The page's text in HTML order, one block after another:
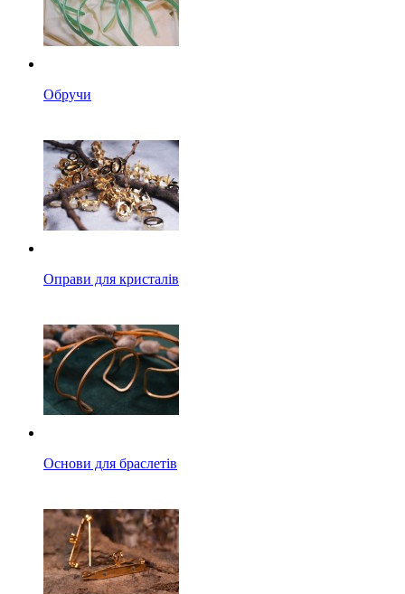
Обручи
Оправи для кристалів
Основи для браслетів